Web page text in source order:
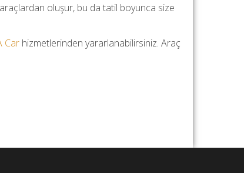
araçlardan oluşur, bu da tatil boyunca size
Car hizmetlerinden yararlanabilirsiniz. Araç